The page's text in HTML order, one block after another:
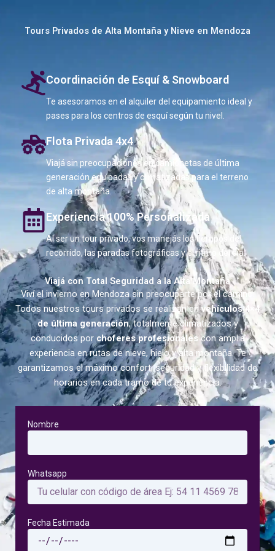
Tours Privados de Alta Montaña y Nieve en Mendoza
Coordinación de Esquí & Snowboard
Te asesoramos en el alquiler del equipamiento ideal y
pases para los centros de esquí según tu nivel.
Flota Privada 4x4
Viajá sin preocupaciones en camionetas de última
generación equipadas y climatizadas para el terreno
de alta montaña.
Experiencia 100% Personalizada
Al ser un tour privado, vos manejás los tiempos del
recorrido, las paradas fotográficas y el ritmo del día.
Viajá con Total Seguridad a la Alta Montaña
Viví el invierno en Mendoza sin preocuparte por el camino.
Todos nuestros tours privados se realizan envehículos 4×4
de última generación, totalmente climatizados y
conducidos por choferes profesionalescon amplia
experiencia en rutas de nieve, hielo y alta montaña. Te
garantizamos el máximo confort, seguridad y flexibilidad de
horarios en cada tramo de tu experiencia.
Nombre
Whatsapp
Fecha Estimada